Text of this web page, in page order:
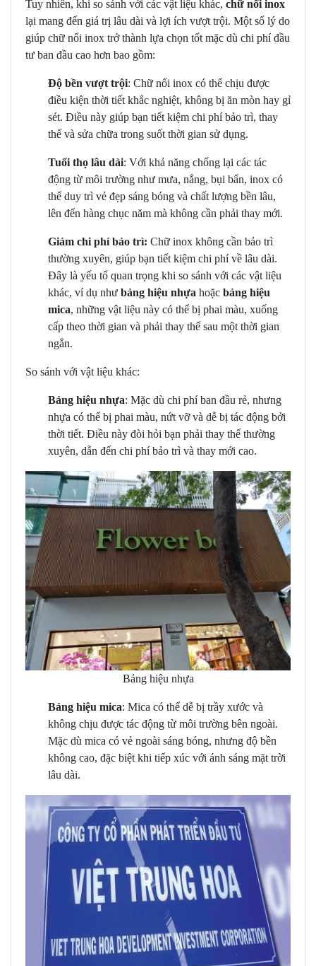
Tuy nhiên, khi so sánh với các vật liệu khác, chữ nổi inox
lại mang đến giá trị lâu dài và lợi ích vượt trội. Một số lý do
giúp chữ nổi inox trở thành lựa chọn tốt mặc dù chi phí đầu
tư ban đầu cao hơn bao gồm:
Độ bền vượt trội: Chữ nổi inox có thể chịu được
điều kiện thời tiết khắc nghiệt, không bị ăn mòn hay gỉ
sét. Điều này giúp bạn tiết kiệm chi phí bảo trì, thay
thế và sửa chữa trong suốt thời gian sử dụng.
Tuổi thọ lâu dài: Với khả năng chống lại các tác
động từ môi trường như mưa, nắng, bụi bẩn, inox có
thể duy trì vẻ đẹp sáng bóng và chất lượng bền lâu,
lên đến hàng chục năm mà không cần phải thay mới.
Giảm chi phí bảo trì: Chữ inox không cần bảo trì
thường xuyên, giúp bạn tiết kiệm chi phí về lâu dài.
Đây là yếu tố quan trọng khi so sánh với các vật liệu
khác, ví dụ như bảng hiệu nhựa hoặc bảng hiệu
mica, những vật liệu này có thể bị phai màu, xuống
cấp theo thời gian và phải thay thế sau một thời gian
ngắn.
So sánh với vật liệu khác:
Bảng hiệu nhựa: Mặc dù chi phí ban đầu rẻ, nhưng
nhựa có thể bị phai màu, nứt vỡ và dễ bị tác động bởi
thời tiết. Điều này đòi hỏi bạn phải thay thế thường
xuyên, dẫn đến chi phí bảo trì và thay mới cao.
Bảng hiệu nhựa
Bảng hiệu mica: Mica có thể dễ bị trầy xước và
không chịu được tác động từ môi trường bên ngoài.
Mặc dù mica có vẻ ngoài sáng bóng, nhưng độ bền
không cao, đặc biệt khi tiếp xúc với ánh sáng mặt trời
lâu dài.